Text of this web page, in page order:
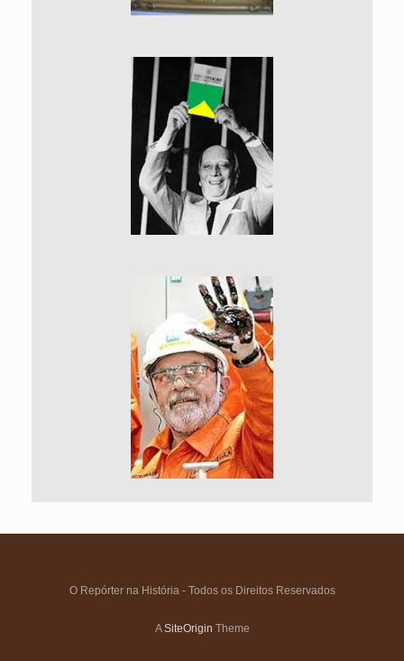
O Repórter na História - Todos os Direitos Reservados
ASiteOrigin Theme